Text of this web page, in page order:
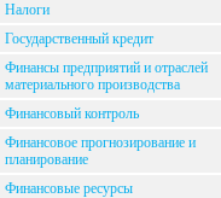
Налоги
Государственный кредит
Финансы предприятий и отраслей
материального производства
Финансовый контроль
Финансовое прогнозирование и
планирование
Финансовые ресурсы